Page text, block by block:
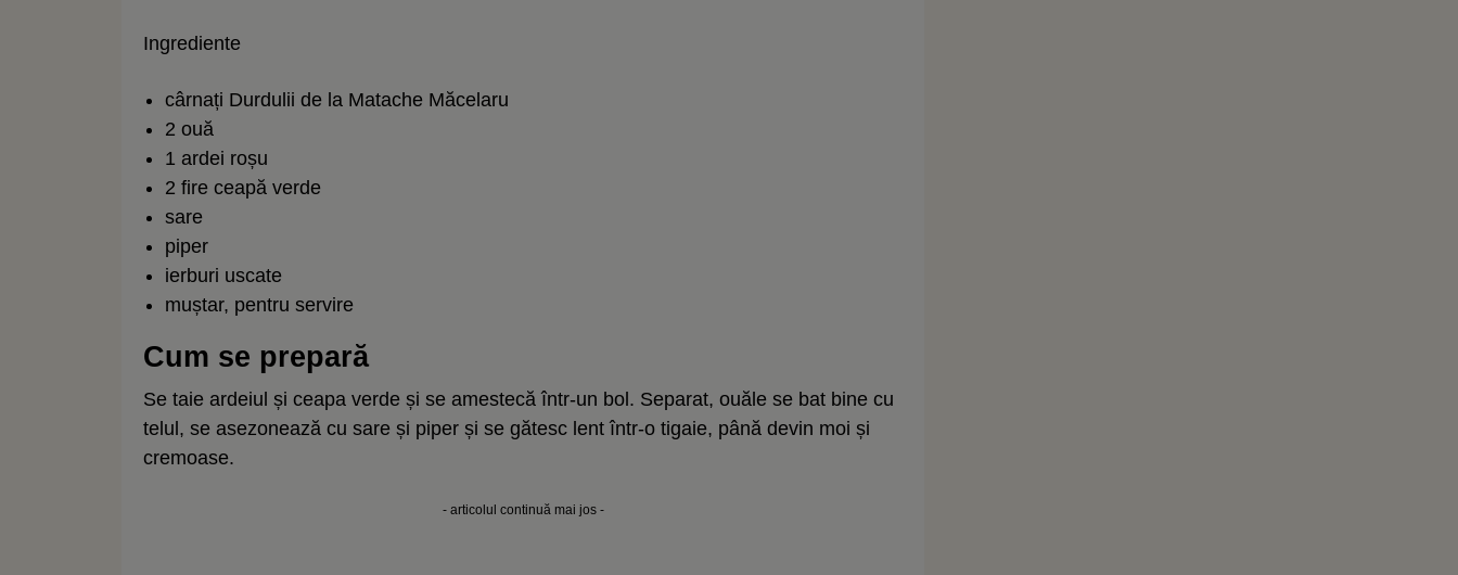
Ingrediente
cârnați Durdulii de la Matache Măcelaru
2 ouă
1 ardei roșu
2 fire ceapă verde
sare
piper
ierburi uscate
muștar, pentru servire
Cum se prepară
Se taie ardeiul și ceapa verde și se amestecă într-un bol. Separat, ouăle se bat bine cu
telul, se asezonează cu sare și piper și se gătesc lent într-o tigaie, până devin moi și
cremoase.
- articolul continuă mai jos -